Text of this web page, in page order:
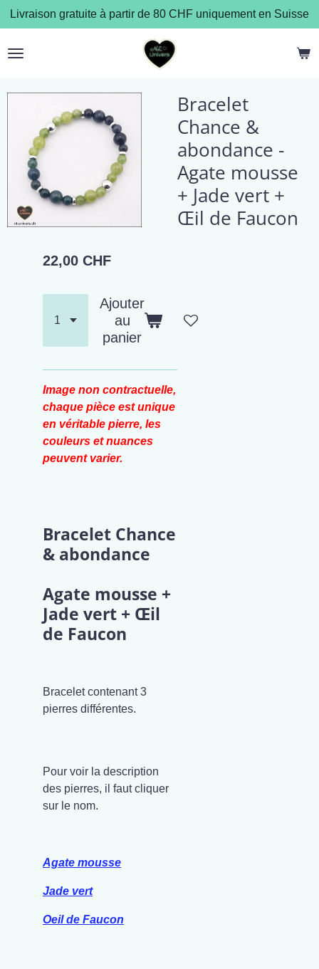
Passer
au
contenu
Livraison gratuite à partir de 80 CHF uniquement en Suisse
Bracelet
Chance &
abondance -
Agate mousse
+ Jade vert +
Œil de Faucon
22,00 CHF
Ajouter
au
panier
Image non contractuelle,
chaque pièce est unique
en véritable pierre, les
couleurs et nuances
peuvent varier.
Bracelet Chance
& abondance
Agate mousse +
Jade vert + Œil
de Faucon
Bracelet contenant 3
pierres différentes.
Pour voir la description
des pierres, il faut cliquer
sur le nom.
Agate mousse
Jade vert
Oeil de Faucon